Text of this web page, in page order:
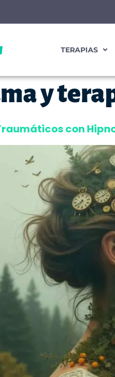
TERAPIAS
y
con